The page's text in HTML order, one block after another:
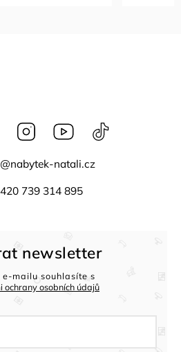
NataliNabytek
Instagram YouTube
@nabytek-natali.cz
739 314 895
newsletter
e-mailu souhlasíte s
ochrany osobních údajů